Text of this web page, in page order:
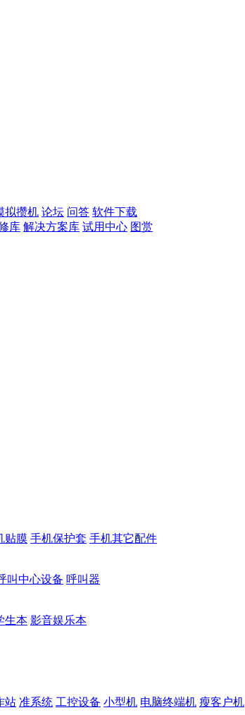
拟攒机 论坛 问答 软件下载
库 解决方案库 试用中心 图赏
贴膜 手机保护套 手机其它配件
叫中心设备 呼叫器
生本 影音娱乐本
站 准系统 工控设备 小型机 电脑终端机 瘦客户机